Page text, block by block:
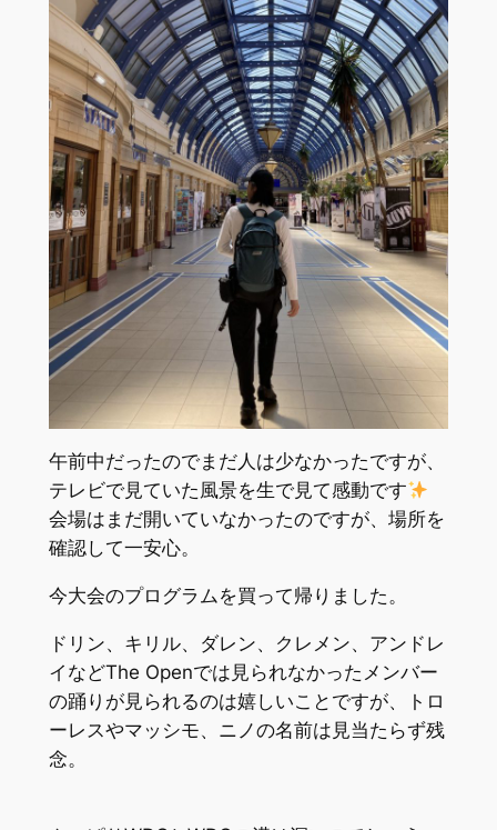
午前中だったのでまだ人は少なかったですが、
テレビで見ていた風景を生で見て感動です
会場はまだ開いていなかったのですが、場所を
確認して一安心。
今大会のプログラムを買って帰りました。
ドリン、キリル、ダレン、クレメン、アンドレ
イなどThe Openでは見られなかったメンバー
の踊りが見られるのは嬉しいことですが、トロ
ーレスやマッシモ、ニノの名前は見当たらず残
念。